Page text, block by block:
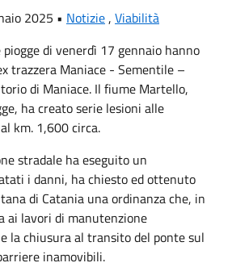
2025 • Notizie, Viabilità
di venerdì 17 gennaio hanno
trazzera Maniace - Sementile –
di Maniace. Il fiume Martello,
ha creato serie lesioni alle
km. 1,600 circa.
stradale ha eseguito un
i danni, ha chiesto ed ottenuto
di Catania una ordinanza che, in
ai lavori di manutenzione
la chiusura al transito del ponte sul
inamovibili.